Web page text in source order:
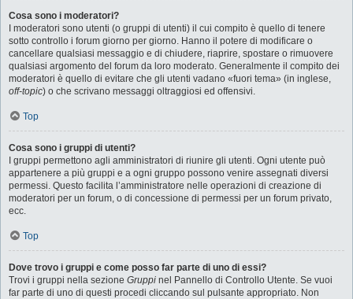
Cosa sono i moderatori?
I moderatori sono utenti (o gruppi di utenti) il cui compito è quello di tenere
sotto controllo i forum giorno per giorno. Hanno il potere di modificare o
cancellare qualsiasi messaggio e di chiudere, riaprire, spostare o rimuovere
qualsiasi argomento del forum da loro moderato. Generalmente il compito dei
moderatori è quello di evitare che gli utenti vadano «fuori tema» (in inglese,
off-topic) o che scrivano messaggi oltraggiosi ed offensivi.
Top
Cosa sono i gruppi di utenti?
I gruppi permettono agli amministratori di riunire gli utenti. Ogni utente può
appartenere a più gruppi e a ogni gruppo possono venire assegnati diversi
permessi. Questo facilita l’amministratore nelle operazioni di creazione di
moderatori per un forum, o di concessione di permessi per un forum privato,
ecc.
Top
Dove trovo i gruppi e come posso far parte di uno di essi?
Trovi i gruppi nella sezione Gruppi nel Pannello di Controllo Utente. Se vuoi
far parte di uno di questi procedi cliccando sul pulsante appropriato. Non